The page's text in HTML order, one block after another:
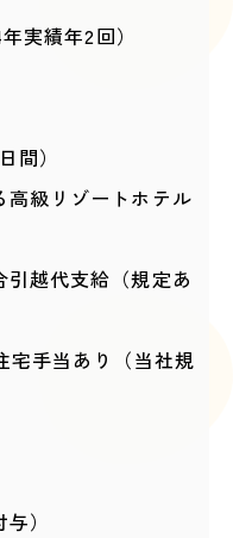
実績年2回）
）
級リゾートホテル
越代支給（規定あ
手当あり（当社規
）